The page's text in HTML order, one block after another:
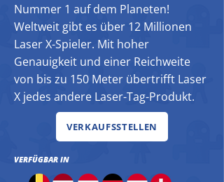
Nummer 1 auf dem Planeten!
Weltweit gibt es über 12 Millionen
Laser X-Spieler. Mit hoher
Genauigkeit und einer Reichweite
von bis zu 150 Meter übertrifft Laser
X jedes andere Laser-Tag-Produkt.
VERKAUFSSTELLEN
VERFÜGBAR IN